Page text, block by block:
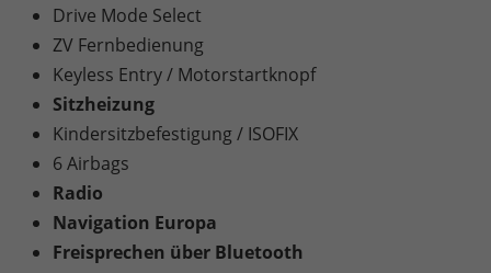
Drive Mode Select
ZV Fernbedienung
Keyless Entry / Motorstartknopf
Sitzheizung
Kindersitzbefestigung / ISOFIX
6 Airbags
Radio
Navigation Europa
Freisprechen über Bluetooth